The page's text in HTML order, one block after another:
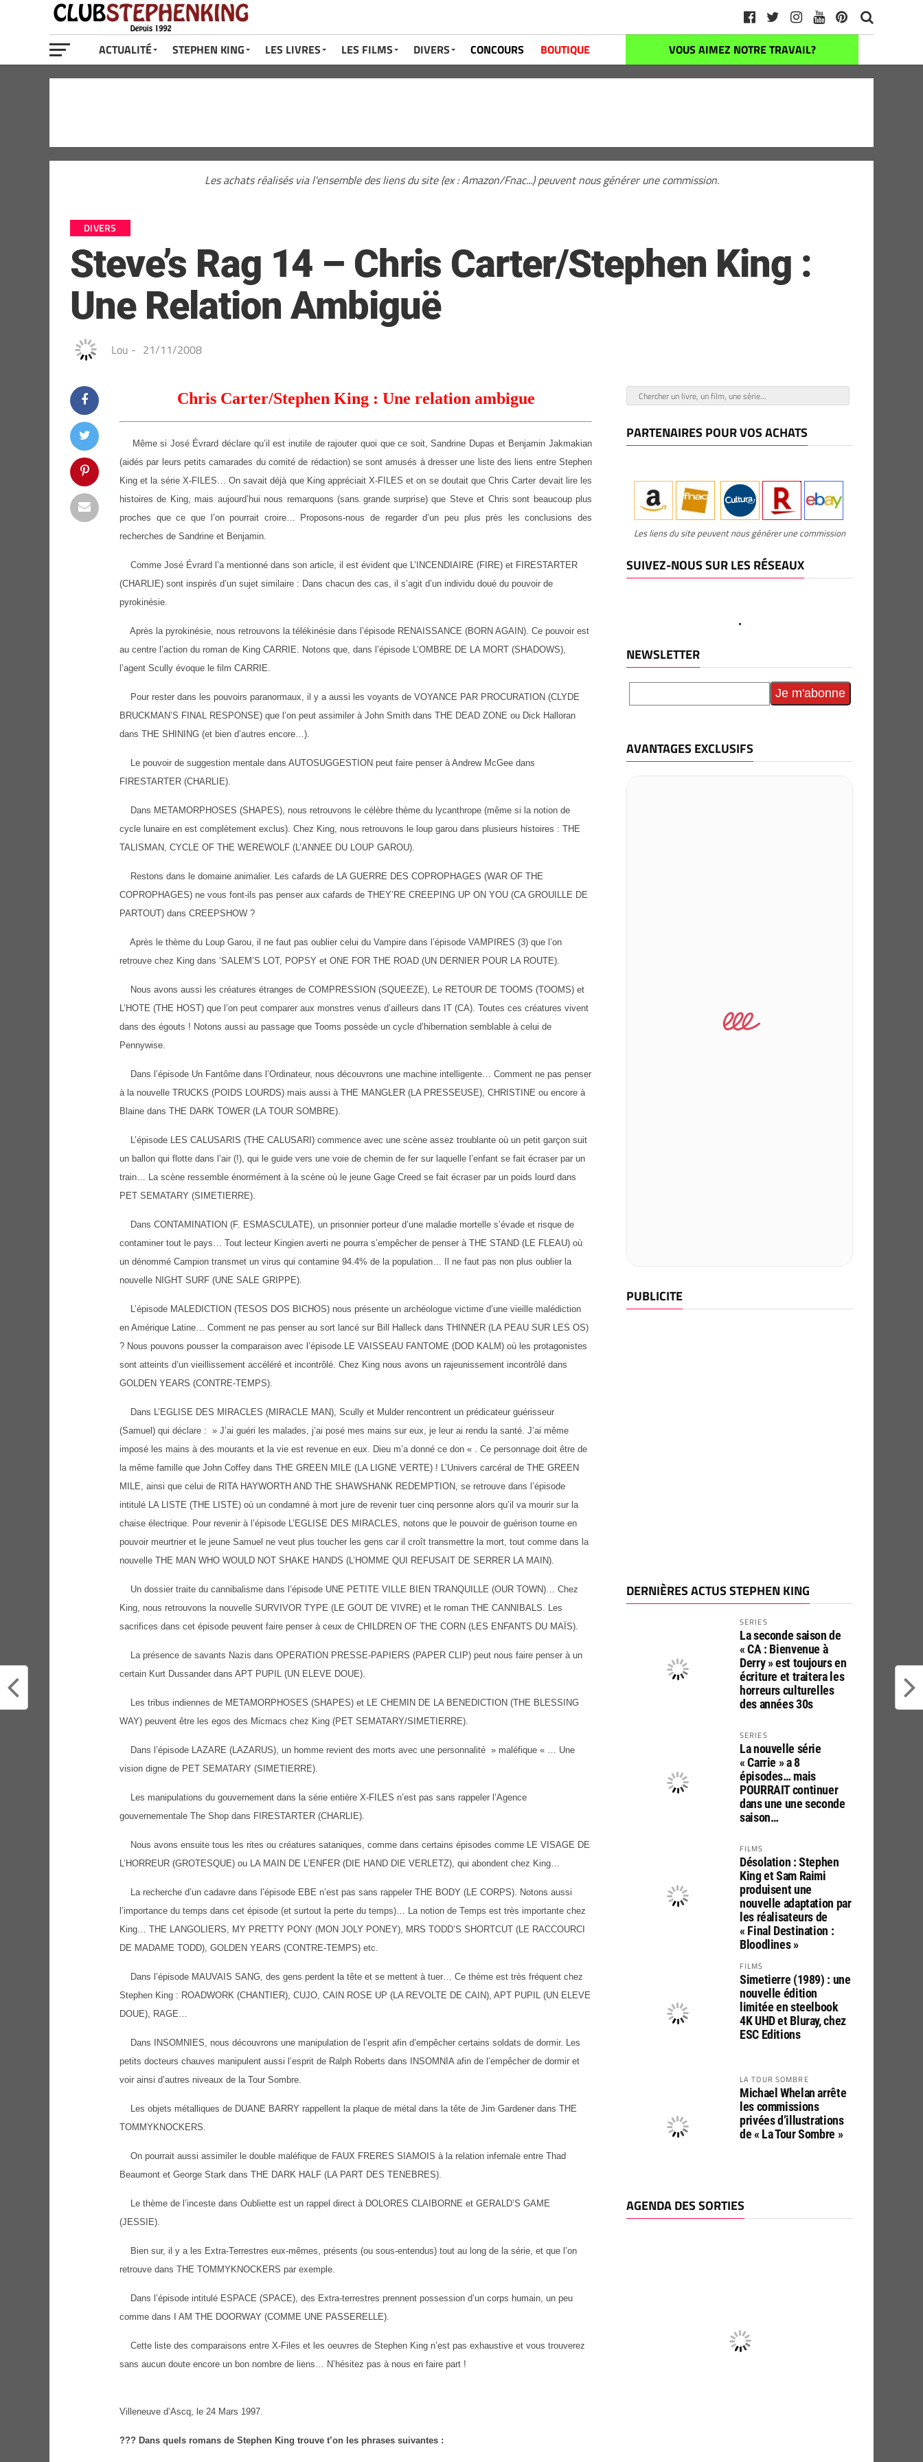
ACTUALITÉ STEPHEN KING LES LIVRES LES FILMS DIVERS CONCOURS BOUTIQUE VOUS AIMEZ NOTRE TRAVAIL?
Les achats réalisés via l'ensemble des liens du site (ex : Amazon/Fnac...) peuvent nous générer une commission.
DIVERS
Steve’s Rag 14 – Chris Carter/Stephen King :
Une Relation Ambiguë
Lou - 21/11/2008
Chris Carter/Stephen King : Une relation ambigue
Même si José Évrard déclare qu’il est inutile de rajouter quoi que ce soit, Sandrine Dupas et Benjamin Jakmakian
(aidés par leurs petits camarades du comité de rédaction) se sont amusés à dresser une liste des liens entre Stephen
King et la série X-FILES… On savait déjà que King appréciait X-FILES et on se doutait que Chris Carter devait lire les
histoires de King, mais aujourd’hui nous remarquons (sans grande surprise) que Steve et Chris sont beaucoup plus
proches que ce que l’on pourrait croire… Proposons-nous de regarder d’un peu plus près les conclusions des
recherches de Sandrine et Benjamin.
Comme José Évrard l’a mentionné dans son article, il est évident que L’INCENDIAIRE (FIRE) et FIRESTARTER
(CHARLIE) sont inspirés d’un sujet similaire : Dans chacun des cas, il s’agit d’un individu doué du pouvoir de
pyrokinésie.
Après la pyrokinésie, nous retrouvons la télékinésie dans l’épisode RENAISSANCE (BORN AGAIN). Ce pouvoir est
au centre l’action du roman de King CARRIE. Notons que, dans l’épisode L’OMBRE DE LA MORT (SHADOWS),
l’agent Scully évoque le film CARRIE.
Pour rester dans les pouvoirs paranormaux, il y a aussi les voyants de VOYANCE PAR PROCURATION (CLYDE
BRUCKMAN’S FINAL RESPONSE) que l’on peut assimiler à John Smith dans THE DEAD ZONE ou Dick Halloran
dans THE SHINING (et bien d’autres encore…).
Le pouvoir de suggestion mentale dans AUTOSUGGESTION peut faire penser à Andrew McGee dans
FIRESTARTER (CHARLIE).
Dans METAMORPHOSES (SHAPES), nous retrouvons le célèbre thème du lycanthrope (même si la notion de
cycle lunaire en est complètement exclus). Chez King, nous retrouvons le loup garou dans plusieurs histoires : THE
TALISMAN, CYCLE OF THE WEREWOLF (L’ANNEE DU LOUP GAROU).
Restons dans le domaine animalier. Les cafards de LA GUERRE DES COPROPHAGES (WAR OF THE
COPROPHAGES) ne vous font-ils pas penser aux cafards de THEY’RE CREEPING UP ON YOU (CA GROUILLE DE
PARTOUT) dans CREEPSHOW ?
Après le thème du Loup Garou, il ne faut pas oublier celui du Vampire dans l’épisode VAMPIRES (3) que l’on
retrouve chez King dans ‘SALEM’S LOT, POPSY et ONE FOR THE ROAD (UN DERNIER POUR LA ROUTE).
Nous avons aussi les créatures étranges de COMPRESSION (SQUEEZE), Le RETOUR DE TOOMS (TOOMS) et
L’HOTE (THE HOST) que l’on peut comparer aux monstres venus d’ailleurs dans IT (CA). Toutes ces créatures vivent
dans des égouts ! Notons aussi au passage que Tooms possède un cycle d’hibernation semblable à celui de
Pennywise.
Dans l’épisode Un Fantôme dans l’Ordinateur, nous découvrons une machine intelligente… Comment ne pas penser
à la nouvelle TRUCKS (POIDS LOURDS) mais aussi à THE MANGLER (LA PRESSEUSE), CHRISTINE ou encore à
Blaine dans THE DARK TOWER (LA TOUR SOMBRE).
L’épisode LES CALUSARIS (THE CALUSARI) commence avec une scène assez troublante où un petit garçon suit
un ballon qui flotte dans l’air (!), qui le guide vers une voie de chemin de fer sur laquelle l’enfant se fait écraser par un
train… La scène ressemble énormément à la scène où le jeune Gage Creed se fait écraser par un poids lourd dans
PET SEMATARY (SIMETIERRE).
Dans CONTAMINATION (F. ESMASCULATE), un prisonnier porteur d’une maladie mortelle s’évade et risque de
contaminer tout le pays… Tout lecteur Kingien averti ne pourra s’empêcher de penser à THE STAND (LE FLEAU) où
un dénommé Campion transmet un virus qui contamine 94.4% de la population… Il ne faut pas non plus oublier la
nouvelle NIGHT SURF (UNE SALE GRIPPE).
L’épisode MALEDICTION (TESOS DOS BICHOS) nous présente un archéologue victime d’une vieille malédiction
en Amérique Latine… Comment ne pas penser au sort lancé sur Bill Halleck dans THINNER (LA PEAU SUR LES OS)
? Nous pouvons pousser la comparaison avec l’épisode LE VAISSEAU FANTOME (DOD KALM) où les protagonistes
sont atteints d’un vieillissement accéléré et incontrôlé. Chez King nous avons un rajeunissement incontrôlé dans
GOLDEN YEARS (CONTRE-TEMPS).
Dans L’EGLISE DES MIRACLES (MIRACLE MAN), Scully et Mulder rencontrent un prédicateur guérisseur
(Samuel) qui déclare : » J’ai guéri les malades, j’ai posé mes mains sur eux, je leur ai rendu la santé. J’ai même
imposé les mains à des mourants et la vie est revenue en eux. Dieu m’a donné ce don « . Ce personnage doit être de
la même famille que John Coffey dans THE GREEN MILE (LA LIGNE VERTE) ! L’Univers carcéral de THE GREEN
MILE, ainsi que celui de RITA HAYWORTH AND THE SHAWSHANK REDEMPTION, se retrouve dans l’épisode
intitulé LA LISTE (THE LISTE) où un condamné à mort jure de revenir tuer cinq personne alors qu’il va mourir sur la
chaise électrique. Pour revenir à l’épisode L’EGLISE DES MIRACLES, notons que le pouvoir de guérison tourne en
pouvoir meurtrier et le jeune Samuel ne veut plus toucher les gens car il croît transmettre la mort, tout comme dans la
nouvelle THE MAN WHO WOULD NOT SHAKE HANDS (L’HOMME QUI REFUSAIT DE SERRER LA MAIN).
Un dossier traite du cannibalisme dans l’épisode UNE PETITE VILLE BIEN TRANQUILLE (OUR TOWN)… Chez
King, nous retrouvons la nouvelle SURVIVOR TYPE (LE GOUT DE VIVRE) et le roman THE CANNIBALS. Les
sacrifices dans cet épisode peuvent faire penser à ceux de CHILDREN OF THE CORN (LES ENFANTS DU MAÏS).
La présence de savants Nazis dans OPERATION PRESSE-PAPIERS (PAPER CLIP) peut nous faire penser à un
certain Kurt Dussander dans APT PUPIL (UN ELEVE DOUE).
Les tribus indiennes de METAMORPHOSES (SHAPES) et LE CHEMIN DE LA BENEDICTION (THE BLESSING
WAY) peuvent être les egos des Micmacs chez King (PET SEMATARY/SIMETIERRE).
Dans l’épisode LAZARE (LAZARUS), un homme revient des morts avec une personnalité » maléfique « … Une
vision digne de PET SEMATARY (SIMETIERRE).
Les manipulations du gouvernement dans la série entière X-FILES n’est pas sans rappeler l’Agence
gouvernementale The Shop dans FIRESTARTER (CHARLIE).
Nous avons ensuite tous les rites ou créatures sataniques, comme dans certains épisodes comme LE VISAGE DE
L’HORREUR (GROTESQUE) ou LA MAIN DE L’ENFER (DIE HAND DIE VERLETZ), qui abondent chez King…
La recherche d’un cadavre dans l’épisode EBE n’est pas sans rappeler THE BODY (LE CORPS). Notons aussi
l’importance du temps dans cet épisode (et surtout la perte du temps)… La notion de Temps est très importante chez
King… THE LANGOLIERS, MY PRETTY PONY (MON JOLY PONEY), MRS TODD’S SHORTCUT (LE RACCOURCI
DE MADAME TODD), GOLDEN YEARS (CONTRE-TEMPS) etc.
Dans l’épisode MAUVAIS SANG, des gens perdent la tête et se mettent à tuer… Ce thème est très fréquent chez
Stephen King : ROADWORK (CHANTIER), CUJO, CAIN ROSE UP (LA REVOLTE DE CAIN), APT PUPIL (UN ELEVE
DOUE), RAGE…
Dans INSOMNIES, nous découvrons une manipulation de l’esprit afin d’empêcher certains soldats de dormir. Les
petits docteurs chauves manipulent aussi l’esprit de Ralph Roberts dans INSOMNIA afin de l’empêcher de dormir et
voir ainsi d’autres niveaux de la Tour Sombre.
Les objets métalliques de DUANE BARRY rappellent la plaque de métal dans la tête de Jim Gardener dans THE
TOMMYKNOCKERS.
On pourrait aussi assimiler le double maléfique de FAUX FRERES SIAMOIS à la relation infernale entre Thad
Beaumont et George Stark dans THE DARK HALF (LA PART DES TENEBRES).
Le thème de l’inceste dans Oubliette est un rappel direct à DOLORES CLAIBORNE et GERALD’S GAME
(JESSIE).
Bien sur, il y a les Extra-Terrestres eux-mêmes, présents (ou sous-entendus) tout au long de la série, et que l’on
retrouve dans THE TOMMYKNOCKERS par exemple.
Dans l’épisode intitulé ESPACE (SPACE), des Extra-terrestres prennent possession d’un corps humain, un peu
comme dans I AM THE DOORWAY (COMME UNE PASSERELLE).
Cette liste des comparaisons entre X-Files et les oeuvres de Stephen King n’est pas exhaustive et vous trouverez
sans aucun doute encore un bon nombre de liens… N’hésitez pas à nous en faire part !
Villeneuve d’Ascq, le 24 Mars 1997.
??? Dans quels romans de Stephen King trouve t’on les phrases suivantes :
PARTENAIRES POUR VOS ACHATS
Les liens du site peuvent nous générer une commission
SUIVEZ-NOUS SUR LES RÉSEAUX
NEWSLETTER
AVANTAGES EXCLUSIFS
PUBLICITE
DERNIÈRES ACTUS STEPHEN KING
SERIES
La seconde saison de
« CA : Bienvenue à
Derry » est toujours en
écriture et traitera les
horreurs culturelles
des années 30s
SERIES
La nouvelle série
« Carrie » a 8
épisodes… mais
POURRAIT continuer
dans une une seconde
saison…
FILMS
Désolation : Stephen
King et Sam Raimi
produisent une
nouvelle adaptation par
les réalisateurs de
« Final Destination :
Bloodlines »
FILMS
Simetierre (1989) : une
nouvelle édition
limitée en steelbook
4K UHD et Bluray, chez
ESC Editions
LA TOUR SOMBRE
Michael Whelan arrête
les commissions
privées d’illustrations
de « La Tour Sombre »
AGENDA DES SORTIES